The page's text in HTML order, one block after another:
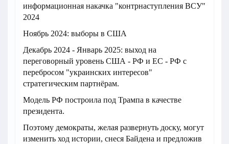
информационная накачка "контрнаступления ВСУ"
2024
Ноябрь 2024: выборы в США
Декабрь 2024 - Январь 2025: выход на
переговорный уровень США - РФ и ЕС - РФ с
перебросом "украинских интересов"
стратегическим партнёрам.
Модель РФ построила под Трампа в качестве
президента.
Поэтому демократы, желая развернуть доску, могут
изменить ход истории, снеся Байдена и предложив